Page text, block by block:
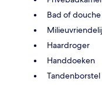
Bad of douche
Haardroger
Handdoeken